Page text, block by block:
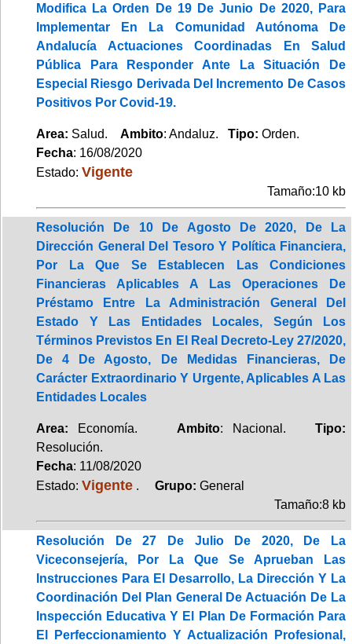
Modifica La Orden De 19 De Junio De 2020, Para
Implementar En La Comunidad Autónoma De
Andalucía Actuaciones Coordinadas En Salud
Pública Para Responder Ante La Situación De
Especial Riesgo Derivada Del Incremento De Casos
Positivos Por Covid-19.
Area: Salud. Ambito: Andaluz. Tipo: Orden.
Fecha: 16/08/2020
Estado: Vigente
Tamaño:10 kb
Resolución De 10 De Agosto De 2020, De La
Dirección General Del Tesoro Y Política Financiera,
Por La Que Se Establecen Las Condiciones
Financieras Aplicables A Las Operaciones De
Préstamo Entre La Administración General Del
Estado Y Las Entidades Locales, Según Los
Términos Previstos En El Real Decreto-Ley 27/2020,
De 4 De Agosto, De Medidas Financieras, De
Carácter Extraordinario Y Urgente, Aplicables A Las
Entidades Locales
Area: Economía. Ambito: Nacional.Tipo:
Resolución.
Fecha: 11/08/2020
Estado: Vigente . Grupo: General
Tamaño:8 kb
Resolución De 27 De Julio De 2020, De La
Viceconsejería, Por La Que Se Aprueban Las
Instrucciones Para El Desarrollo, La Dirección Y La
Coordinación Del Plan General De Actuación De La
Inspección Educativa Y El Plan De Formación Para
El Perfeccionamiento Y Actualización Profesional,